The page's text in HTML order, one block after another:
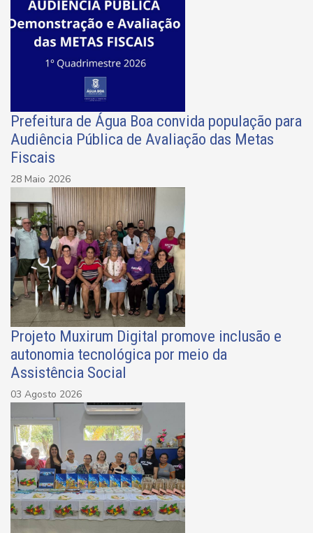
Prefeitura de Água Boa convida população para
Audiência Pública de Avaliação das Metas
Fiscais
28 Maio 2026
Projeto Muxirum Digital promove inclusão e
autonomia tecnológica por meio da
Assistência Social
03 Agosto 2026